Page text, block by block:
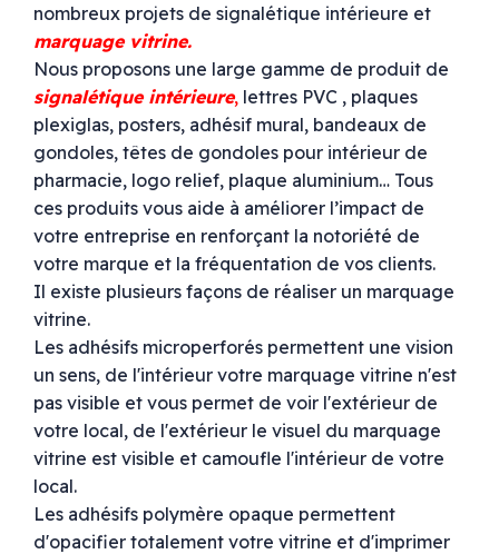
nombreux projets de signalétique intérieure et
marquage vitrine.
Nous proposons une large gamme de produit de
signalétiqueintérieure, lettres PVC , plaques
plexiglas, posters, adhésif mural, bandeaux de
gondoles, têtes de gondoles pour intérieur de
pharmacie, logo relief, plaque aluminium… Tous
ces produits vous aide à améliorer l’impact de
votre entreprise en renforçant la notoriété de
votre marque et la fréquentation de vos clients.
Il existe plusieurs façons de réaliser un marquage
vitrine.
Les adhésifs microperforés permettent une vision
un sens, de l'intérieur votre marquage vitrine n'est
pas visible et vous permet de voir l'extérieur de
votre local, de l'extérieur le visuel du marquage
vitrine est visible et camoufle l'intérieur de votre
local.
Les adhésifs polymère opaque permettent
d'opacifier totalement votre vitrine et d'imprimer